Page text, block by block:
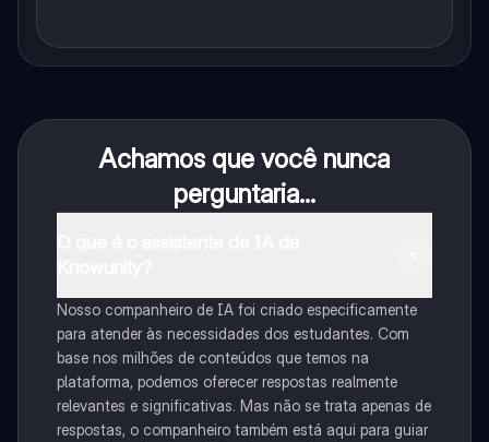
Achamos que você nunca
perguntaria...
Nosso companheiro de IA foi criado especificamente
para atender às necessidades dos estudantes. Com
base nos milhões de conteúdos que temos na
plataforma, podemos oferecer respostas realmente
relevantes e significativas. Mas não se trata apenas de
respostas, o companheiro também está aqui para guiar